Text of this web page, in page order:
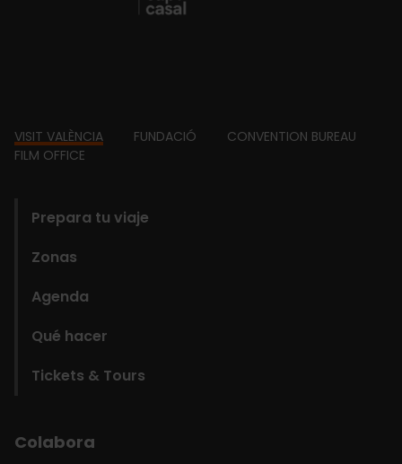
Footer
VISIT VALÈNCIA FUNDACIÓ
CONVENTION BUREAU
FILM OFFICE
Prepara tu viaje
Zonas
Agenda
Qué hacer
Tickets & Tours
Colabora